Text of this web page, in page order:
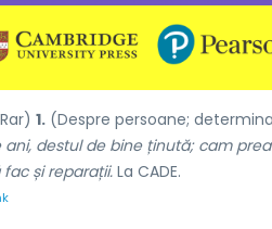
1. (Despre persoane;
destul de bine ținută; cam
și reparații. La CADE.